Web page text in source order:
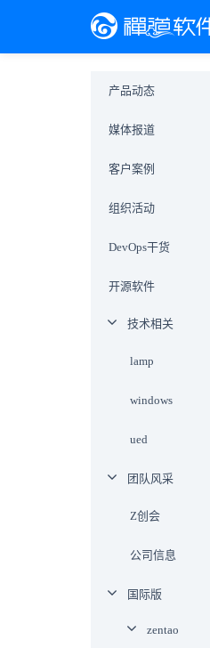
产品动态
媒体报道
客户案例
组织活动
DevOps干货
开源软件
技术相关
lamp
windows
ued
团队风采
Z创会
公司信息
国际版
zentao